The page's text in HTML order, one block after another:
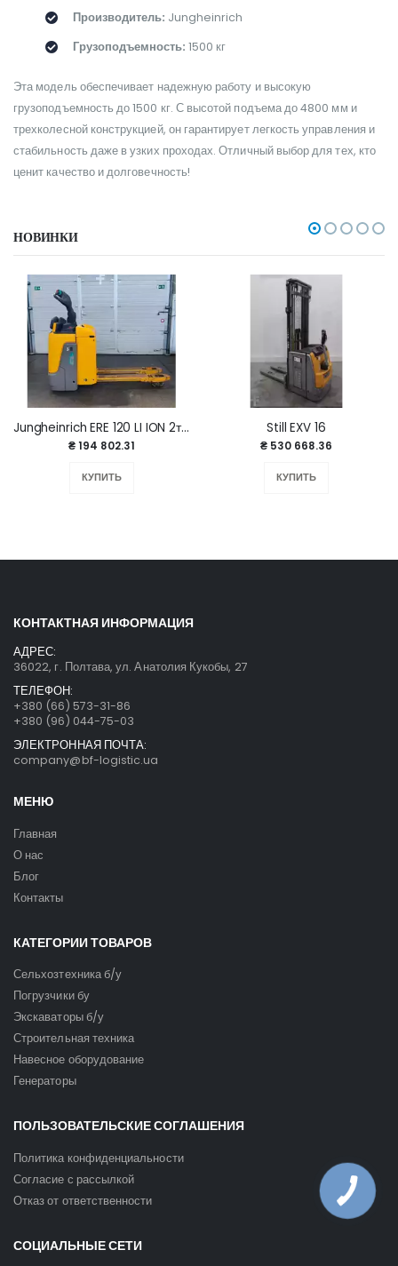
Производитель: Jungheinrich
Грузоподъемность: 1500 кг
Эта модель обеспечивает надежную работу и высокую
грузоподъемность до 1500 кг. С высотой подъема до 4800 мм и
трехколесной конструкцией, он гарантирует легкость управления и
стабильность даже в узких проходах. Отличный выбор для тех, кто
ценит качество и долговечность!
НОВИНКИ
Jungheinrich ERE 120 LI ION 2т / 2020г/ 3507ч
₴ 194 802.31
КУПИТЬ
Still EXV 16
₴ 530 668.36
КУПИТЬ
КОНТАКТНАЯ ИНФОРМАЦИЯ
АДРЕС:
36022, г. Полтава, ул. Анатолия Кукобы, 27
ТЕЛЕФОН:
+380 (66) 573-31-86
+380 (96) 044-75-03
ЭЛЕКТРОННАЯ ПОЧТА:
company@bf-logistic.ua
МЕНЮ
Главная
О нас
Блог
Контакты
КАТЕГОРИИ ТОВАРОВ
Сельхозтехника б/у
Погрузчики бу
Экскаваторы б/у
Строительная техника
Навесное оборудование
Генераторы
ПОЛЬЗОВАТЕЛЬСКИЕ СОГЛАШЕНИЯ
Политика конфиденциальности
Согласие с рассылкой
Отказ от ответственности
СОЦИАЛЬНЫЕ СЕТИ